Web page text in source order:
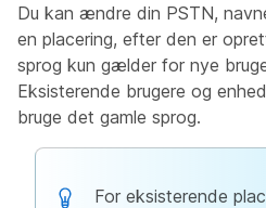
Du kan ændre din PSTN,
en placering, efter den er
sprog kun gælder for nye
Eksisterende brugere og
bruge det gamle sprog.
For eksisterende